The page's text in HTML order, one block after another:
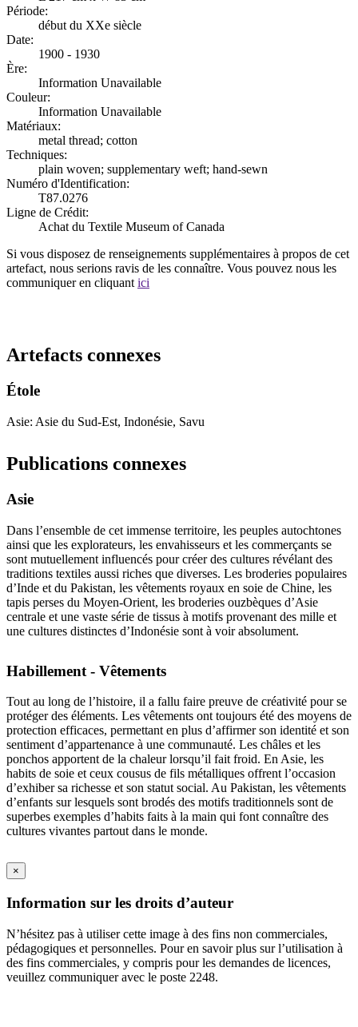
Période:
début du XXe siècle
Date:
1900 - 1930
Ère:
Information Unavailable
Couleur:
Information Unavailable
Matériaux:
metal thread; cotton
Techniques:
plain woven; supplementary weft; hand-sewn
Numéro d'Identification:
T87.0276
Ligne de Crédit:
Achat du Textile Museum of Canada
Si vous disposez de renseignements supplémentaires à propos de cet
artefact, nous serions ravis de les connaître. Vous pouvez nous les
communiquer en cliquant ici
Artefacts connexes
Étole
Asie: Asie du Sud-Est, Indonésie, Savu
Publications connexes
Asie
Dans l’ensemble de cet immense territoire, les peuples autochtones
ainsi que les explorateurs, les envahisseurs et les commerçants se
sont mutuellement influencés pour créer des cultures révélant des
traditions textiles aussi riches que diverses. Les broderies populaires
d’Inde et du Pakistan, les vêtements royaux en soie de Chine, les
tapis perses du Moyen-Orient, les broderies ouzbèques d’Asie
centrale et une vaste série de tissus à motifs provenant des mille et
une cultures distinctes d’Indonésie sont à voir absolument.
Habillement - Vêtements
Tout au long de l’histoire, il a fallu faire preuve de créativité pour se
protéger des éléments. Les vêtements ont toujours été des moyens de
protection efficaces, permettant en plus d’affirmer son identité et son
sentiment d’appartenance à une communauté. Les châles et les
ponchos apportent de la chaleur lorsqu’il fait froid. En Asie, les
habits de soie et ceux cousus de fils métalliques offrent l’occasion
d’exhiber sa richesse et son statut social. Au Pakistan, les vêtements
d’enfants sur lesquels sont brodés des motifs traditionnels sont de
superbes exemples d’habits faits à la main qui font connaître des
cultures vivantes partout dans le monde.
×
Information sur les droits d’auteur
N’hésitez pas à utiliser cette image à des fins non commerciales,
pédagogiques et personnelles. Pour en savoir plus sur l’utilisation à
des fins commerciales, y compris pour les demandes de licences,
veuillez communiquer avec le poste 2248.